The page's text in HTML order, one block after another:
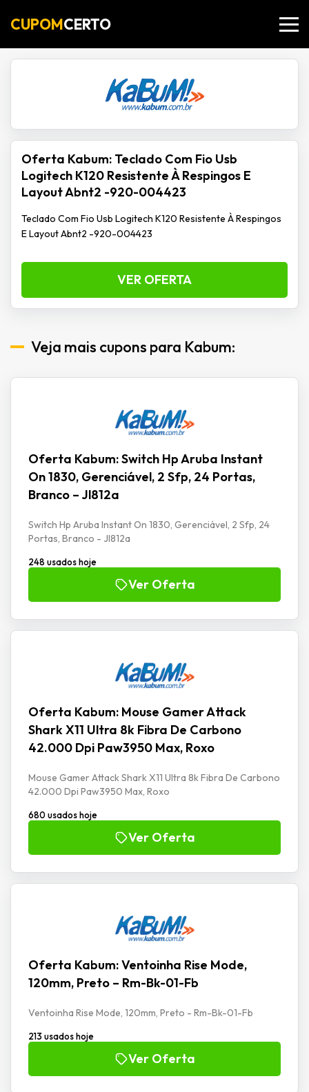
CUPOMCERTO
Oferta Kabum: Teclado Com Fio Usb
Logitech K120 Resistente À Respingos E
Layout Abnt2 -920-004423
Teclado Com Fio Usb Logitech K120 Resistente À Respingos
E Layout Abnt2 -920-004423
VER OFERTA
Veja mais cupons para Kabum:
Oferta Kabum: Switch Hp Aruba Instant
On 1830, Gerenciável, 2 Sfp, 24 Portas,
Branco – Jl812a
Switch Hp Aruba Instant On 1830, Gerenciável, 2 Sfp, 24
Portas, Branco - Jl812a
248 usados hoje
Ver Oferta
Oferta Kabum: Mouse Gamer Attack
Shark X11 Ultra 8k Fibra De Carbono
42.000 Dpi Paw3950 Max, Roxo
Mouse Gamer Attack Shark X11 Ultra 8k Fibra De Carbono
42.000 Dpi Paw3950 Max, Roxo
680 usados hoje
Ver Oferta
Oferta Kabum: Ventoinha Rise Mode,
120mm, Preto – Rm-Bk-01-Fb
Ventoinha Rise Mode, 120mm, Preto - Rm-Bk-01-Fb
213 usados hoje
Ver Oferta